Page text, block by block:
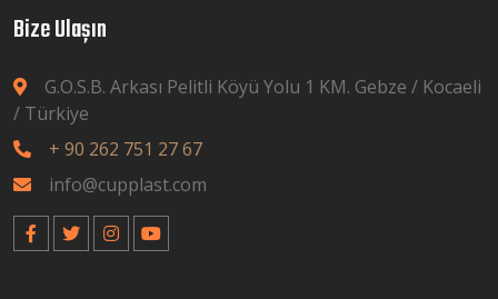
Bize Ulaşın
G.O.S.B. Arkası Pelitli Köyü Yolu 1 KM. Gebze / Kocaeli
/ Türkiye
+ 90 262 751 27 67
info@cupplast.com